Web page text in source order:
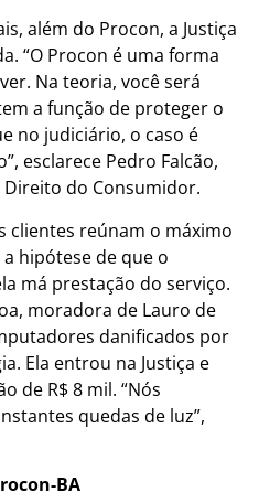
além do Procon, a Justiça
“O Procon é uma forma
Na teoria, você será
a função de proteger o
no judiciário, o caso é
esclarece Pedro Falcão,
do Consumidor.
clientes reúnam o máximo
hipótese de que o
má prestação do serviço.
moradora de Lauro de
danificados por
Ela entrou na Justiça e
de R$ 8 mil. “Nós
quedas de luz”,
BA